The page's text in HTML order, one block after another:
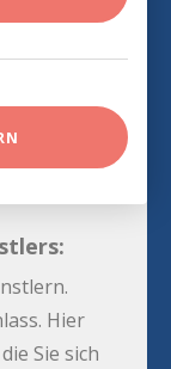
Hier
Sie sich